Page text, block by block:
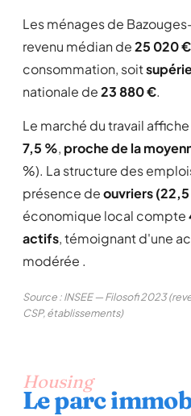
Les ménages de
revenu médian de25 020
consommation, soit
nationale de23 880 €.
Le marché du travail
7,5 %, proche de la
%). La structure des
présence deouvriers
économique local compte
actifs, témoignant d'une
modérée .
Source : INSEE — Filosofi 2023
CSP, établissements)
Housing
Le parc